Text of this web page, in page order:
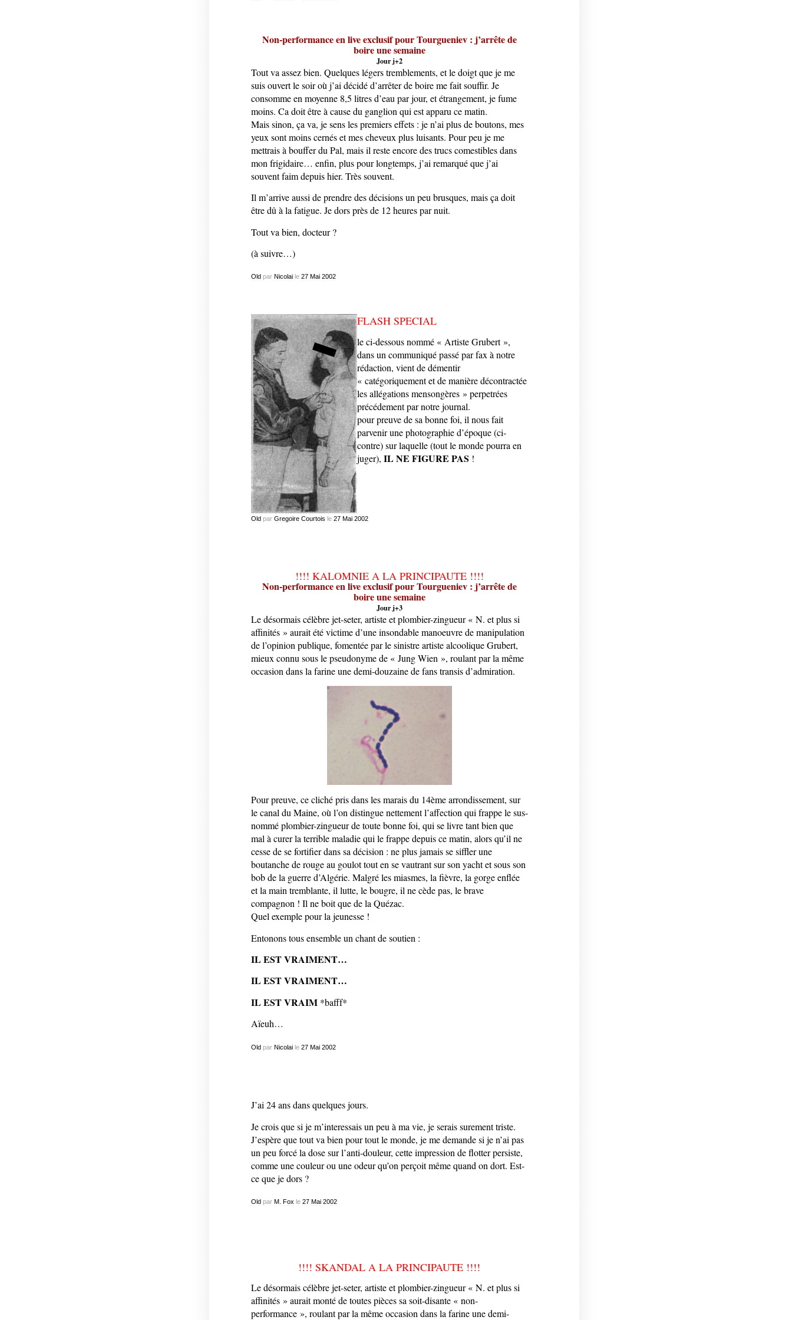
Non-performance en live exclusif pour Tourgueniev : j’arrête de
boire une semaine
Jour j+2
Tout va assez bien. Quelques légers tremblements, et le doigt que je me
suis ouvert le soir où j’ai décidé d’arrêter de boire me fait souffir. Je
consomme en moyenne 8,5 litres d’eau par jour, et étrangement, je fume
moins. Ca doit être à cause du ganglion qui est apparu ce matin.
Mais sinon, ça va, je sens les premiers effets : je n’ai plus de boutons, mes
yeux sont moins cernés et mes cheveux plus luisants. Pour peu je me
mettrais à bouffer du Pal, mais il reste encore des trucs comestibles dans
mon frigidaire… enfin, plus pour longtemps, j’ai remarqué que j’ai
souvent faim depuis hier. Très souvent.
Il m’arrive aussi de prendre des décisions un peu brusques, mais ça doit
être dû à la fatigue. Je dors près de 12 heures par nuit.
Tout va bien, docteur ?
(à suivre…)
Old par Nicolaile 27 Mai 2002
FLASH SPECIAL
le ci-dessous nommé « Artiste Grubert »,
dans un communiqué passé par fax à notre
rédaction, vient de démentir
« catégoriquement et de manière décontractée
les allégations mensongères » perpetrées
précédement par notre journal.
pour preuve de sa bonne foi, il nous fait
parvenir une photographie d’époque (ci-
contre) sur laquelle (tout le monde pourra en
juger), IL NE FIGURE PAS !
Oldpar Gregoire Courtois le 27 Mai 2002
!!!! KALOMNIE A LA PRINCIPAUTE !!!!
Non-performance en live exclusif pour Tourgueniev : j’arrête de
boire une semaine
Jour j+3
Le désormais célèbre jet-seter, artiste et plombier-zingueur « N. et plus si
affinités » aurait été victime d’une insondable manoeuvre de manipulation
de l’opinion publique, fomentée par le sinistre artiste alcoolique Grubert,
mieux connu sous le pseudonyme de « Jung Wien », roulant par la même
occasion dans la farine une demi-douzaine de fans transis d’admiration.
Pour preuve, ce cliché pris dans les marais du 14ème arrondissement, sur
le canal du Maine, où l’on distingue nettement l’affection qui frappe le sus-
nommé plombier-zingueur de toute bonne foi, qui se livre tant bien que
mal à curer la terrible maladie qui le frappe depuis ce matin, alors qu’il ne
cesse de se fortifier dans sa décision : ne plus jamais se siffler une
boutanche de rouge au goulot tout en se vautrant sur son yacht et sous son
bob de la guerre d’Algérie. Malgré les miasmes, la fièvre, la gorge enflée
et la main tremblante, il lutte, le bougre, il ne cède pas, le brave
compagnon ! Il ne boit que de la Quézac.
Quel exemple pour la jeunesse !
Entonons tous ensemble un chant de soutien :
IL EST VRAIMENT…
IL EST VRAIMENT…
IL EST VRAIM*bafff*
Aïeuh…
Oldpar Nicolaile 27 Mai 2002
J’ai 24 ans dans quelques jours.
Je crois que si je m’interessais un peu à ma vie, je serais surement triste.
J’espère que tout va bien pour tout le monde, je me demande si je n’ai pas
un peu forcé la dose sur l’anti-douleur, cette impression de flotter persiste,
comme une couleur ou une odeur qu’on perçoit même quand on dort. Est-
ce que je dors ?
Old par M. Fox le 27 Mai 2002
!!!! SKANDAL A LA PRINCIPAUTE !!!!
Le désormais célèbre jet-seter, artiste et plombier-zingueur « N. et plus si
affinités » aurait monté de toutes pièces sa soit-disante « non-
performance », roulant par la même occasion dans la farine une demi-